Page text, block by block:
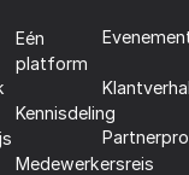
Eén
platform
Kennisdeling
Medewerkersreis